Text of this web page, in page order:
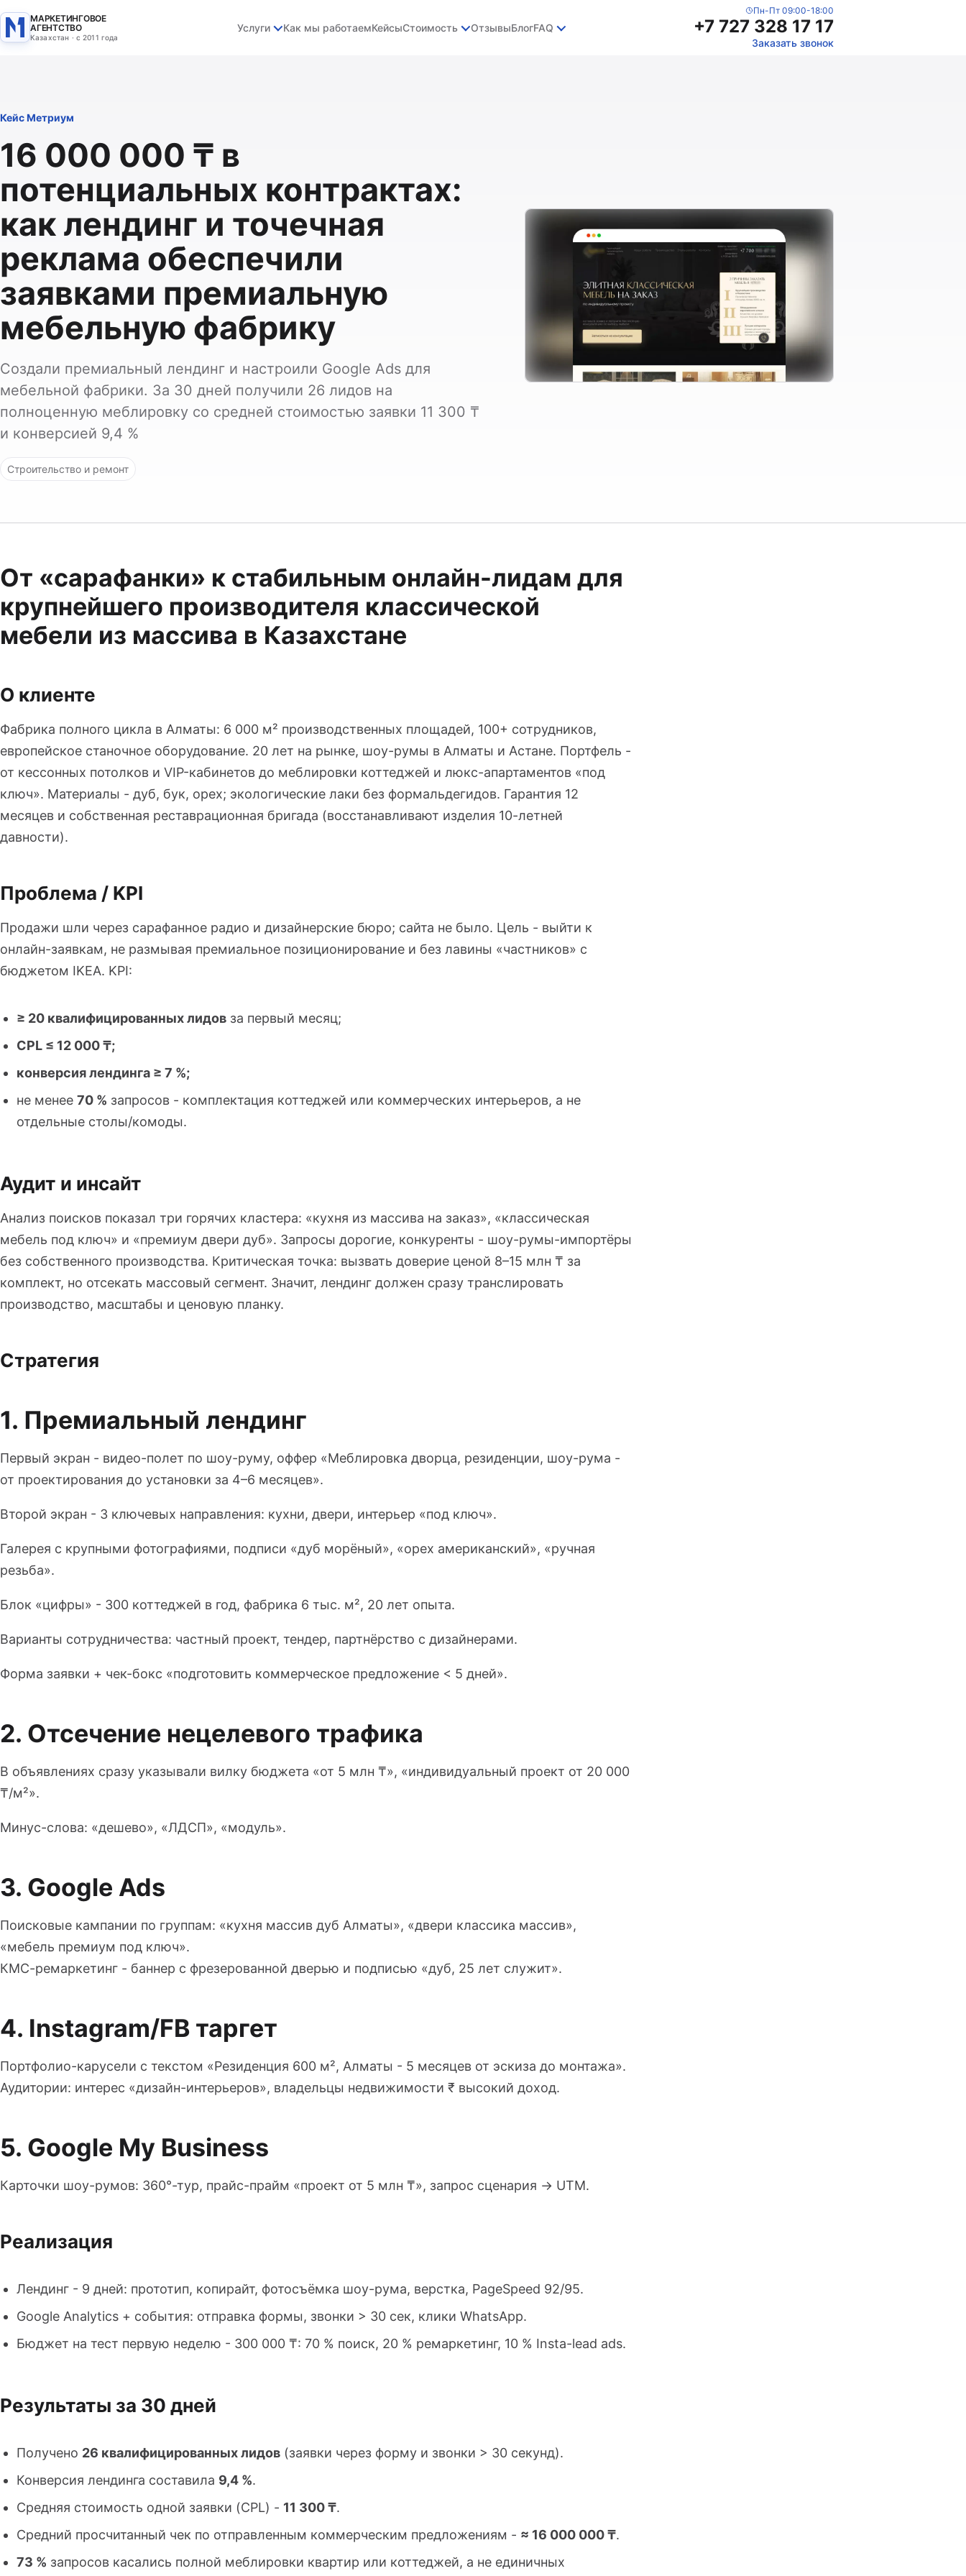
МАРКЕТИНГОВОЕ
АГЕНТСТВО
Казахстан · с 2011 года
Услуги Как мы работаемКейсыСтоимость ОтзывыБлогFAQ
Пн-Пт 09:00-18:00
+7 727 328 17 17
Заказать звонок
Кейс Метриум
16 000 000 ₸ в
потенциальных контрактах:
как лендинг и точечная
реклама обеспечили
заявками премиальную
мебельную фабрику
Создали премиальный лендинг и настроили Google Ads для
мебельной фабрики. За 30 дней получили 26 лидов на
полноценную меблировку со средней стоимостью заявки 11 300 ₸
и конверсией 9,4 %
Строительство и ремонт
От «сарафанки» к стабильным онлайн-лидам для
крупнейшего производителя классической
мебели из массива в Казахстане
О клиенте
Фабрика полного цикла в Алматы: 6 000 м² производственных площадей, 100+ сотрудников,
европейское станочное оборудование. 20 лет на рынке, шоу-румы в Алматы и Астане. Портфель -
от кессонных потолков и VIP-кабинетов до меблировки коттеджей и люкс-апартаментов «под
ключ». Материалы - дуб, бук, орех; экологические лаки без формальдегидов. Гарантия 12
месяцев и собственная реставрационная бригада (восстанавливают изделия 10-летней
давности).
Проблема / KPI
Продажи шли через сарафанное радио и дизайнерские бюро; сайта не было. Цель - выйти к
онлайн-заявкам, не размывая премиальное позиционирование и без лавины «частников» с
бюджетом IKEA. KPI:
≥ 20 квалифицированных лидов за первый месяц;
CPL ≤ 12 000 ₸;
конверсия лендинга ≥ 7 %;
не менее70 % запросов - комплектация коттеджей или коммерческих интерьеров, а не
отдельные столы/комоды.
Аудит и инсайт
Анализ поисков показал три горячих кластера: «кухня из массива на заказ», «классическая
мебель под ключ» и «премиум двери дуб». Запросы дорогие, конкуренты - шоу-румы-импортёры
без собственного производства. Критическая точка: вызвать доверие ценой 8–15 млн ₸ за
комплект, но отсекать массовый сегмент. Значит, лендинг должен сразу транслировать
производство, масштабы и ценовую планку.
Стратегия
1. Премиальный лендинг
Первый экран - видео-полет по шоу-руму, оффер «Меблировка дворца, резиденции, шоу-рума -
от проектирования до установки за 4–6 месяцев».
Второй экран - 3 ключевых направления: кухни, двери, интерьер «под ключ».
Галерея с крупными фотографиями, подписи «дуб морёный», «орех американский», «ручная
резьба».
Блок «цифры» - 300 коттеджей в год, фабрика 6 тыс. м², 20 лет опыта.
Варианты сотрудничества: частный проект, тендер, партнёрство с дизайнерами.
Форма заявки + чек-бокс «подготовить коммерческое предложение < 5 дней».
2. Отсечение нецелевого трафика
В объявлениях сразу указывали вилку бюджета «от 5 млн ₸», «индивидуальный проект от 20 000
₸/м²».
Минус-слова: «дешево», «ЛДСП», «модуль».
3. Google Ads
Поисковые кампании по группам: «кухня массив дуб Алматы», «двери классика массив»,
«мебель премиум под ключ».
КМС-ремаркетинг - баннер с фрезерованной дверью и подписью «дуб, 25 лет служит».
4. Instagram/FB таргет
Портфолио-карусели с текстом «Резиденция 600 м², Алматы - 5 месяцев от эскиза до монтажа».
Аудитории: интерес «дизайн-интерьеров», владельцы недвижимости ₹ высокий доход.
5. Google My Business
Карточки шоу-румов: 360°-тур, прайс-прайм «проект от 5 млн ₸», запрос сценария → UTM.
Реализация
Лендинг - 9 дней: прототип, копирайт, фотосъёмка шоу-рума, верстка, PageSpeed 92/95.
Google Analytics + события: отправка формы, звонки > 30 сек, клики WhatsApp.
Бюджет на тест первую неделю - 300 000 ₸: 70 % поиск, 20 % ремаркетинг, 10 % Insta-lead ads.
Результаты за 30 дней
Получено 26 квалифицированных лидов (заявки через форму и звонки > 30 секунд).
Конверсия лендинга составила 9,4 %.
Средняя стоимость одной заявки (CPL) - 11 300 ₸.
Средний просчитанный чек по отправленным коммерческим предложениям - ≈ 16 000 000 ₸.
73 % запросов касались полной меблировки квартир или коттеджей, а не единичных